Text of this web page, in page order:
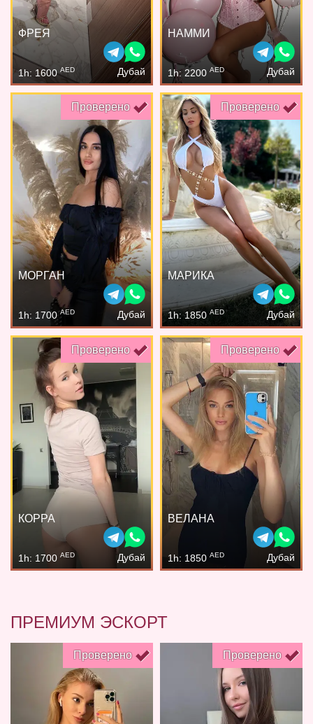
ФРЕЯ
1h: 1600AED Дубай
НАММИ
1h: 2200 AED Дубай
Проверено
МОРГАН
1h: 1700AED Дубай
Проверено
МАРИКА
1h: 1850 AED Дубай
Проверено
КОРРА
1h: 1700 AED Дубай
Проверено
ВЕЛАНА
1h: 1850 AED Дубай
ПРЕМИУМ ЭСКОРТ
Проверено Проверено